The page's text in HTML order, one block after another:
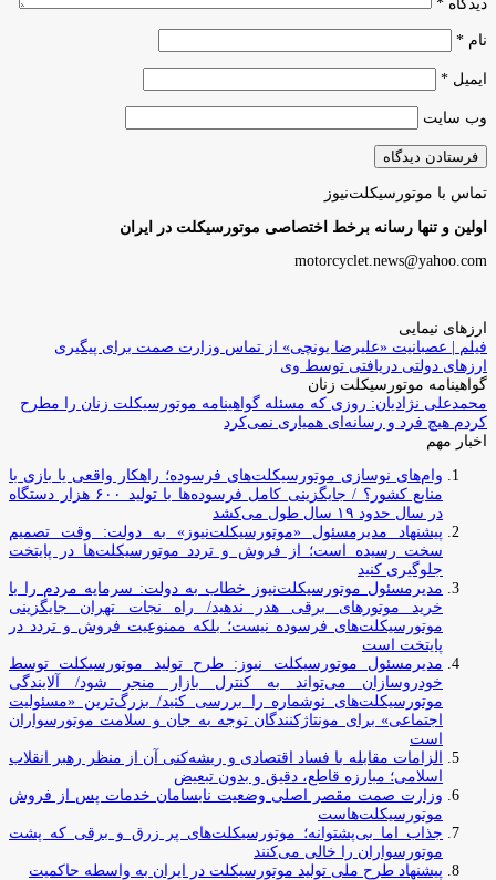
دیدگاه *
نام *
ایمیل *
وب‌ سایت
تماس با موتورسیکلت‌نیوز
اولین و تنها رسانه برخط اختصاصی موتورسیکلت در ایران
motorcyclet.news@yahoo.com
ارزهای نیمایی
فیلم | عصبانیت «علیرضا یونچی» از تماس وزارت صمت برای پیگیری
ارزهای دولتی دریافتی توسط وی
گواهینامه موتورسیکلت زنان
محمدعلی نژادیان: روزی که مسئله گواهینامه موتورسیکلت زنان را مطرح
کردم هیچ فرد و رسانه‌ای همیاری نمی‌کرد
اخبار مهم
وام‌های نوسازی موتورسیکلت‌های فرسوده؛ راهکار واقعی یا بازی با
منابع کشور؟ / جایگزینی کامل فرسوده‌ها با تولید ۶۰۰ هزار دستگاه
در سال حدود ۱۹ سال طول می‌کشد
پیشنهاد مدیرمسئول «موتورسیکلت‌نیوز» به دولت: وقت تصمیم
سخت رسیده است؛ از فروش و تردد موتورسیکلت‌ها در پایتخت
جلوگیری کنید
مدیرمسئول موتورسیکلت‌نیوز خطاب به دولت: سرمایه مردم را با
خرید موتورهای برقی هدر ندهید/ راه نجات تهران جایگزینی
موتورسیکلت‌های فرسوده نیست؛ بلکه ممنوعیت فروش و تردد در
پایتخت است
مدیرمسئول موتورسیکلت نیوز: طرح تولید موتورسیکلت توسط
خودروسازان می‌تواند به کنترل بازار منجر شود/ آلایندگی
موتورسیکلت‌های نوشماره را بررسی کنید/ بزرگ‌ترین «مسئولیت
اجتماعی» برای مونتاژکنندگان توجه به جان و سلامت موتورسواران
است
الزامات مقابله با فساد اقتصادی و ریشه‌کنی آن از منظر رهبر انقلاب
اسلامی؛ مبارزه قاطع، دقیق و بدون تبعیض
وزارت صمت مقصر اصلی وضعیت نابسامان خدمات پس از فروش
موتورسیکلت‌هاست
جذاب اما بی‌پشتوانه؛ موتورسیکلت‌های پر زرق‌ و برقی که پشت
موتورسواران را خالی می‌کنند
پیشنهاد طرح ملی تولید موتورسیکلت در ایران به واسطه حاکمیت